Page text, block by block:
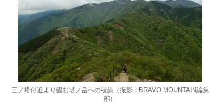
三ノ塔付近より望む塔ノ岳への稜線（撮影：BRAVO MOUNTAIN編集
部）